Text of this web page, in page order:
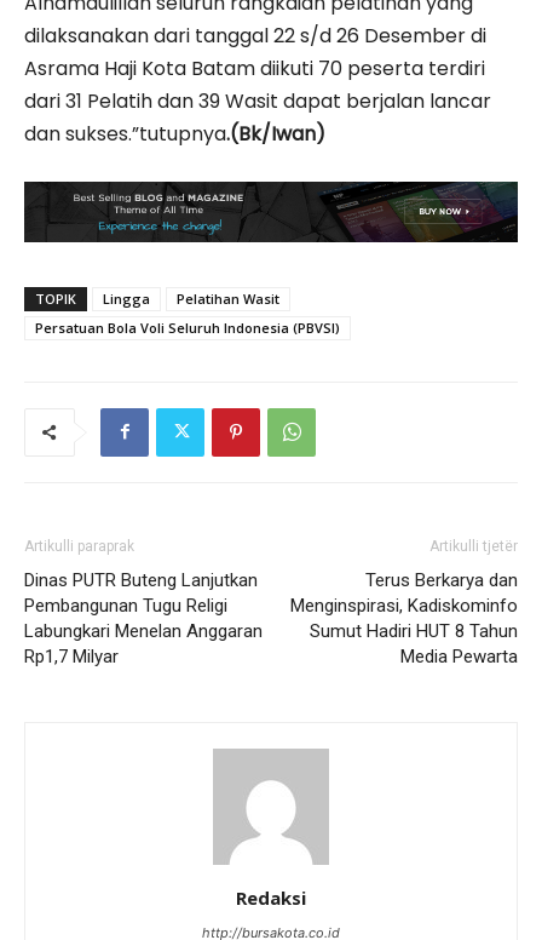
dilaksanakan dari tanggal 22 s/d 26 Desember di
Asrama Haji Kota Batam diikuti 70 peserta terdiri
dari 31 Pelatih dan 39 Wasit dapat berjalan lancar
dan sukses.”tutupnya.(Bk/Iwan)
TOPIK Lingga
Pelatihan Wasit
Persatuan Bola Voli Seluruh Indonesia (PBVSI)
Artikulli paraprak
Dinas PUTR Buteng Lanjutkan
Pembangunan Tugu Religi
Labungkari Menelan Anggaran
Rp1,7 Milyar
Artikulli tjetër
Terus Berkarya dan
Menginspirasi, Kadiskominfo
Sumut Hadiri HUT 8 Tahun
Media Pewarta
Redaksi
http://bursakota.co.id